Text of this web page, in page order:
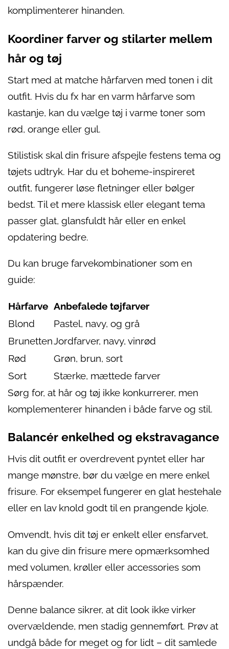
komplimenterer hinanden.
Koordiner farver og stilarter mellem
hår og tøj
Start med at matche hårfarven med tonen i dit
outfit. Hvis du fx har en varm hårfarve som
kastanje, kan du vælge tøj i varme toner som
rød, orange eller gul.
Stilistisk skal din frisure afspejle festens tema og
tøjets udtryk. Har du et boheme-inspireret
outfit, fungerer løse fletninger eller bølger
bedst. Til et mere klassisk eller elegant tema
passer glat, glansfuldt hår eller en enkel
opdatering bedre.
Du kan bruge farvekombinationer som en
guide:
Hårfarve Anbefalede tøjfarver
Blond
Pastel, navy, og grå
BrunettenJordfarver, navy, vinrød
Rød
Grøn, brun, sort
Sort
Stærke, mættede farver
Sørg for, at hår og tøj ikke konkurrerer, men
komplementerer hinanden i både farve og stil.
Balancér enkelhed og ekstravagance
Hvis dit outfit er overdrevent pyntet eller har
mange mønstre, bør du vælge en mere enkel
frisure. For eksempel fungerer en glat hestehale
eller en lav knold godt til en prangende kjole.
Omvendt, hvis dit tøj er enkelt eller ensfarvet,
kan du give din frisure mere opmærksomhed
med volumen, krøller eller accessories som
hårspænder.
Denne balance sikrer, at dit look ikke virker
overvældende, men stadig gennemført. Prøv at
undgå både for meget og for lidt – dit samlede